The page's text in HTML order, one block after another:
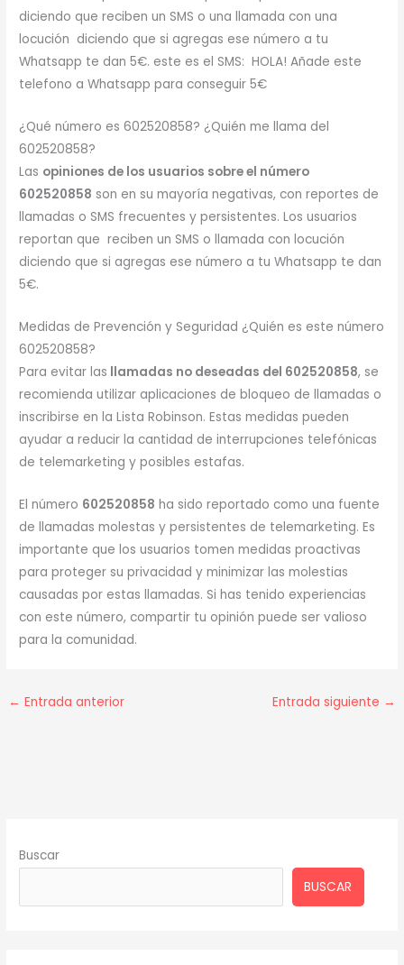
diciendo que reciben un SMS o una llamada con una
locución diciendo que si agregas ese número a tu
Whatsapp te dan 5€. este es el SMS: HOLA! Añade este
telefono a Whatsapp para conseguir 5€
¿Qué número es 602520858? ¿Quién me llama del
602520858?
Las opiniones de los usuarios sobre el número
602520858 son en su mayoría negativas, con reportes de
llamadas o SMS frecuentes y persistentes. Los usuarios
reportan que reciben un SMS o llamada con locución
diciendo que si agregas ese número a tu Whatsapp te dan
5€.
Medidas de Prevención y Seguridad ¿Quién es este número
602520858?
Para evitar las llamadas no deseadas del 602520858, se
recomienda utilizar aplicaciones de bloqueo de llamadas o
inscribirse en la Lista Robinson. Estas medidas pueden
ayudar a reducir la cantidad de interrupciones telefónicas
de telemarketing y posibles estafas.
El número 602520858 ha sido reportado como una fuente
de llamadas molestas y persistentes de telemarketing. Es
importante que los usuarios tomen medidas proactivas
para proteger su privacidad y minimizar las molestias
causadas por estas llamadas. Si has tenido experiencias
con este número, compartir tu opinión puede ser valioso
para la comunidad.
← Entrada anterior Entrada siguiente →
Buscar
BUSCAR